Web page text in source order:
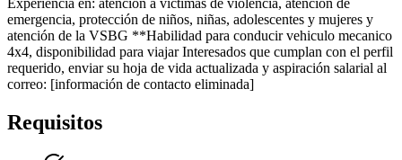
emergencia, protección de niños, niñas, adolescentes y mujeres y
atención de la VSBG **Habilidad para conducir vehiculo mecanico
4x4, disponibilidad para viajar Interesados que cumplan con el perfil
requerido, enviar su hoja de vida actualizada y aspiración salarial al
correo: [información de contacto eliminada]
Requisitos